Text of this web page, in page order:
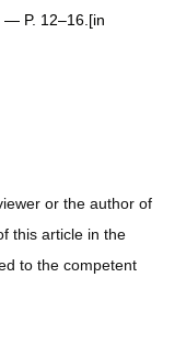
— P. 12–16.[in
or the author of
this article in the
to the competent